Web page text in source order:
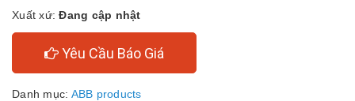
Xuất xứ:Đang cập nhật
Yêu Cầu Báo Giá
Danh mục: ABB products